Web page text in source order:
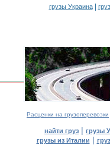
грузы Украина|
Расценки на грузоперевозки
найти груз | грузы
грузы из Италии |